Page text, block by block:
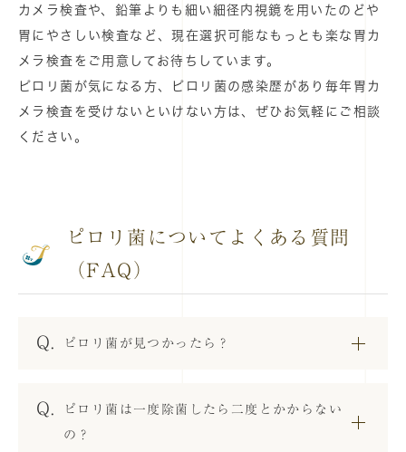
カメラ検査や、鉛筆よりも細い細径内視鏡を用いたのどや
胃にやさしい検査など、現在選択可能なもっとも楽な胃カ
メラ検査をご用意してお待ちしています。
ピロリ菌が気になる方、ピロリ菌の感染歴があり毎年胃カ
メラ検査を受けないといけない方は、ぜひお気軽にご相談
ください。
ピロリ菌についてよくある質問
（FAQ）
ピロリ菌が見つかったら？
ピロリ菌は一度除菌したら二度とかからない
の？